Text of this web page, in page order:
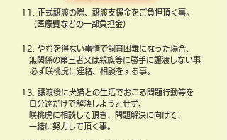
11. 正式譲渡の際、譲渡支援金をご負担頂く事。
（医療費などの一部負担金）
12. やむを得ない事情で飼育困難になった場合、
無関係の第三者又は親族等に勝手に譲渡しない事
必ず咲桃虎に連絡、相談をする事。
13. 譲渡後に犬猫との生活でおこる問題行動等を
自分達だけで解決しようとせず、
咲桃虎に相談して頂き、 問題解決に向けて、
​ 一緒に努力して頂く事。